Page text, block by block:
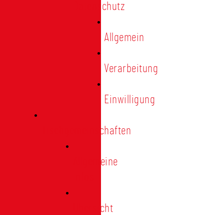
Datenschutz
Allgemein
Verarbeitung
Einwilligung
Tischgemeinschaften
Allgemeine
Übersicht